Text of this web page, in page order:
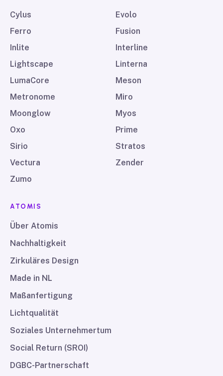
Cylus
Evolo
Ferro
Fusion
Inlite
Interline
Lightscape
Linterna
LumaCore
Meson
Metronome
Miro
Moonglow
Myos
Oxo
Prime
Sirio
Stratos
Vectura
Zender
Zumo
ATOMIS
Über Atomis
Nachhaltigkeit
Zirkuläres Design
Made in NL
Maßanfertigung
Lichtqualität
Soziales Unternehmertum
Social Return (SROI)
DGBC-Partnerschaft